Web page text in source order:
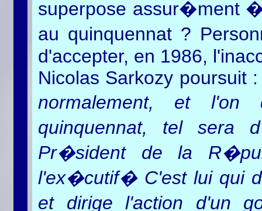
superpose assur�ment
au quinquennat ?
d'accepter, en 1986,
Nicolas Sarkozy poursuit
normalement, et
quinquennat, tel sera
Pr�sident de la
l'ex�cutif� C'est lui qui
et dirige l'action d'un